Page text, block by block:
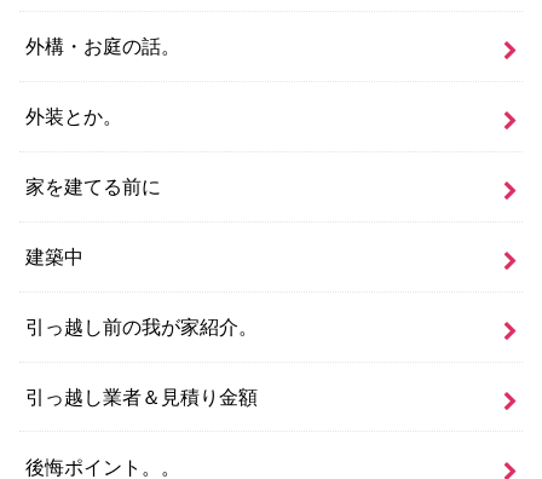
外構・お庭の話。
外装とか。
家を建てる前に
建築中
引っ越し前の我が家紹介。
引っ越し業者＆見積り金額
後悔ポイント。。